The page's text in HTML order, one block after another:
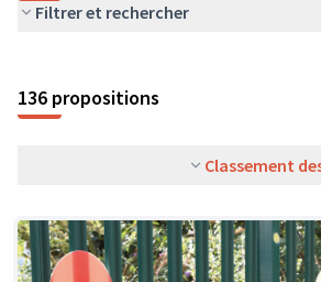
Filtrer et rechercher
136 propositions
Classement